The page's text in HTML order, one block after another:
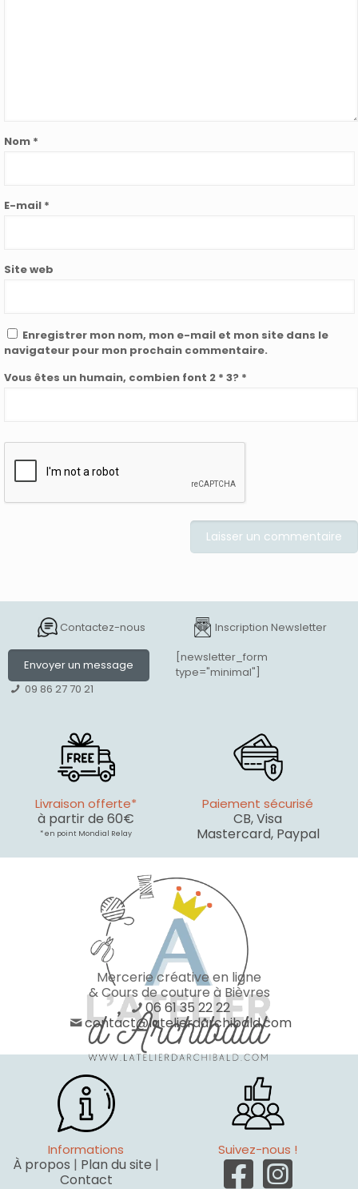
Nom *
E-mail *
Site web
Enregistrer mon nom, mon e-mail et mon site dans le
navigateur pour mon prochain commentaire.
Vous êtes un humain, combien font 2 * 3? *
Contactez-nous
Envoyer un message
09 86 27 70 21
Inscription Newsletter
[newsletter_form
type="minimal"]
Livraison offerte*
à partir de 60€
* en point Mondial Relay
Paiement sécurisé
CB, Visa
Mastercard, Paypal
Mercerie créative en ligne
& Cours de couture à Bièvres
06 61 35 22 22
contact@latelierdarchibald.com
Informations
À propos | Plan du site |
Contact
Suivez-nous !